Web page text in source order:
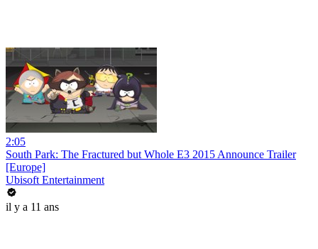
2:05
South Park: The Fractured but Whole E3 2015 Announce Trailer
[Europe]
Ubisoft Entertainment
il y a 11 ans